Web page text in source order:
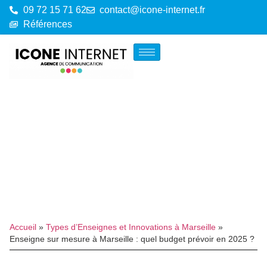
09 72 15 71 62
contact@icone-internet.fr
Références
Accueil » Types d’Enseignes et Innovations à Marseille »
Enseigne sur mesure à Marseille : quel budget prévoir en 2025 ?